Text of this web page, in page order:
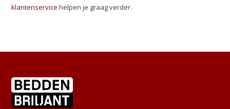
klantenservice helpen je graag verder.